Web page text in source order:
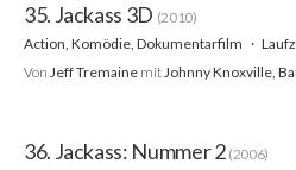
35. Jackass 3D (2010)
Action, Komödie, Dokumentarfilm
Von Jeff Tremaine mit Johnny Knoxville,
36. Jackass: Nummer 2 (2006)